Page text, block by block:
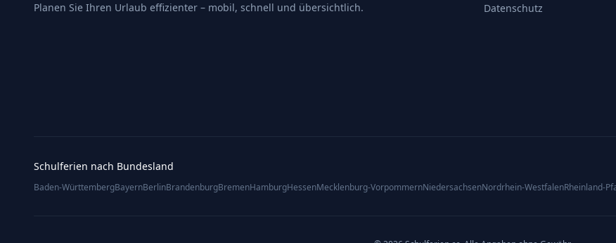
Planen Sie Ihren Urlaub effizienter – mobil, schnell und übersichtlich.
Datenschutz
Schulferien nach Bundesland
Baden-WürttembergBayernBerlinBrandenburgBremenHamburgHessenMecklenburg-VorpommernNiedersachsenNordrhein-WestfalenRheinland-